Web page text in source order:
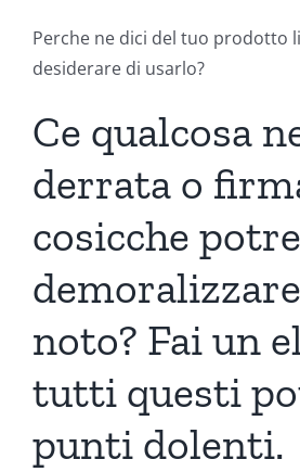
Perche ne dici del tuo prodotto
desiderare di usarlo?
Ce qualcosa
derrata o
cosicche
noto? Fai un
tutti questi
punti dolenti.